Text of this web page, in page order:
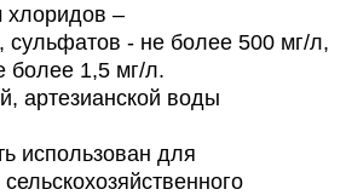
хлоридов –
сульфатов - не более 500 мг/л,
более 1,5 мг/л.
артезианской воды
использован для